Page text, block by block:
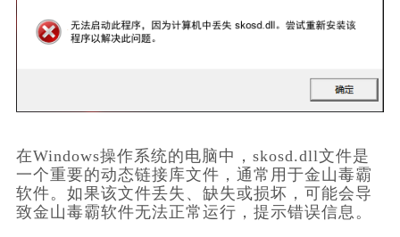
在Windows操作系统的电脑中，skosd.dll文件是
一个重要的动态链接库文件，通常用于金山毒霸
软件。如果该文件丢失、缺失或损坏，可能会导
致金山毒霸软件无法正常运行，提示错误信息。